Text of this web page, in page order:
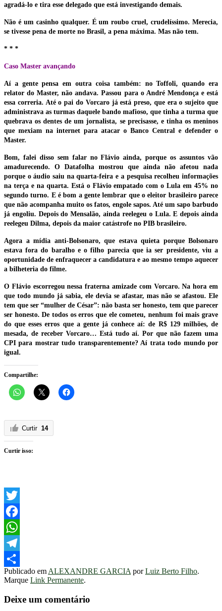
agradá-lo e tira esse delegado que está investigando demais.
Não é um casinho qualquer. É um roubo cruel, crudelíssimo. Merecia,
se tivesse pena de morte no Brasil, a pena máxima. Mas não tem.
* * *
Caso Master avançando
Aí a gente pensa em outra coisa também: no Toffoli, quando era
relator do Master, não andava. Passou para o André Mendonça e está
essa correria. Até o pai do Vorcaro já está preso, que era o sujeito que
administrava as turmas daquele bando mafioso, que tinha a turma que
quebrava os dentes de um jornalista, se precisasse, e tinha os meninos
que mexiam na internet para atacar o Banco Central e defender o
Master.
Bom, falei disso sem falar no Flávio ainda, porque os assuntos vão
amadurecendo. O Datafolha mostrou que ainda não afetou nada
porque o áudio saiu na quarta-feira e a pesquisa recolheu informações
na terça e na quarta. Está o Flávio empatado com o Lula em 45% no
segundo turno. E é bom a gente lembrar que o eleitor brasileiro parece
que não acompanha muito os fatos, engole sapos. Até um sapo barbudo
já engoliu. Depois do Mensalão, ainda reelegeu o Lula. E depois ainda
reelegeu Dilma, depois da maior catástrofe no PIB brasileiro.
Agora a mídia anti-Bolsonaro, que estava quieta porque Bolsonaro
estava fora do baralho e o filho parecia que ia ser presidente, viu a
oportunidade de enfraquecer a candidatura e ao mesmo tempo aquecer
a bilheteria do filme.
O Flávio escorregou nessa fraterna amizade com Vorcaro. Na hora em
que todo mundo já sabia, ele devia se afastar, mas não se afastou. Ele
tem que ser “mulher de César”: não basta ser honesto, tem que parecer
ser honesto. De todos os erros que ele cometeu, nenhum foi mais grave
do que esses erros que a gente já conhece aí: de R$ 129 milhões, de
mesada, de receber Vorcaro… Está tudo aí. Por que não fazem uma
CPI para mostrar tudo transparentemente? Aí trata todo mundo por
igual.
Compartilhe:
Curtir 14
Curtir isso:
Twitter
Facebook
WhatsApp
Telegram
Share
Publicado em ALEXANDRE GARCIA porLuiz Berto Filho.
Marque Link Permanente.
Deixe um comentário